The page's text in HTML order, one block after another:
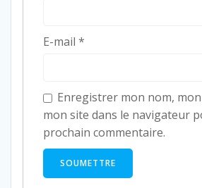
E-mail *
Enregistrer mon nom,
mon site dans le navigateur
prochain commentaire.